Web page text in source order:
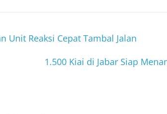
Unit Reaksi Cepat Tambal Jalan
1.500 Kiai di Jabar Siap